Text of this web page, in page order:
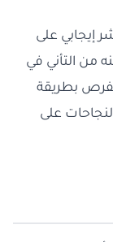
إيجابي على
من التأني في
بطريقة
على